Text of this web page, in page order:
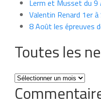
Lerm et Musset du 9
Valentin Renard 1er
8 Août les épreuves
Toutes les
Toutes
les
news